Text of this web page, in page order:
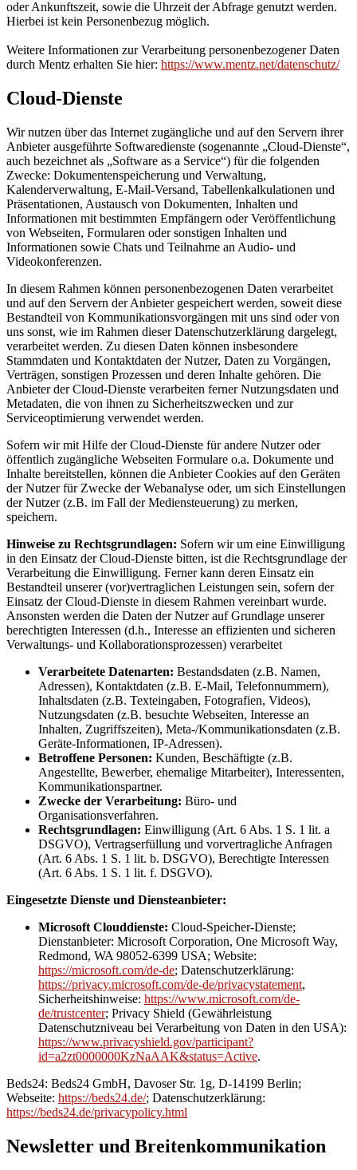
oder Ankunftszeit, sowie die Uhrzeit der Abfrage genutzt werden.
Hierbei ist kein Personenbezug möglich.
Weitere Informationen zur Verarbeitung personenbezogener Daten
durch Mentz erhalten Sie hier: https://www.mentz.net/datenschutz/
Cloud-Dienste
Wir nutzen über das Internet zugängliche und auf den Servern ihrer
Anbieter ausgeführte Softwaredienste (sogenannte „Cloud-Dienste“,
auch bezeichnet als „Software as a Service“) für die folgenden
Zwecke: Dokumentenspeicherung und Verwaltung,
Kalenderverwaltung, E-Mail-Versand, Tabellenkalkulationen und
Präsentationen, Austausch von Dokumenten, Inhalten und
Informationen mit bestimmten Empfängern oder Veröffentlichung
von Webseiten, Formularen oder sonstigen Inhalten und
Informationen sowie Chats und Teilnahme an Audio- und
Videokonferenzen.
In diesem Rahmen können personenbezogenen Daten verarbeitet
und auf den Servern der Anbieter gespeichert werden, soweit diese
Bestandteil von Kommunikationsvorgängen mit uns sind oder von
uns sonst, wie im Rahmen dieser Datenschutzerklärung dargelegt,
verarbeitet werden. Zu diesen Daten können insbesondere
Stammdaten und Kontaktdaten der Nutzer, Daten zu Vorgängen,
Verträgen, sonstigen Prozessen und deren Inhalte gehören. Die
Anbieter der Cloud-Dienste verarbeiten ferner Nutzungsdaten und
Metadaten, die von ihnen zu Sicherheitszwecken und zur
Serviceoptimierung verwendet werden.
Sofern wir mit Hilfe der Cloud-Dienste für andere Nutzer oder
öffentlich zugängliche Webseiten Formulare o.a. Dokumente und
Inhalte bereitstellen, können die Anbieter Cookies auf den Geräten
der Nutzer für Zwecke der Webanalyse oder, um sich Einstellungen
der Nutzer (z.B. im Fall der Mediensteuerung) zu merken,
speichern.
Hinweise zu Rechtsgrundlagen: Sofern wir um eine Einwilligung
in den Einsatz der Cloud-Dienste bitten, ist die Rechtsgrundlage der
Verarbeitung die Einwilligung. Ferner kann deren Einsatz ein
Bestandteil unserer (vor)vertraglichen Leistungen sein, sofern der
Einsatz der Cloud-Dienste in diesem Rahmen vereinbart wurde.
Ansonsten werden die Daten der Nutzer auf Grundlage unserer
berechtigten Interessen (d.h., Interesse an effizienten und sicheren
Verwaltungs- und Kollaborationsprozessen) verarbeitet
Verarbeitete Datenarten: Bestandsdaten (z.B. Namen,
Adressen), Kontaktdaten (z.B. E-Mail, Telefonnummern),
Inhaltsdaten (z.B. Texteingaben, Fotografien, Videos),
Nutzungsdaten (z.B. besuchte Webseiten, Interesse an
Inhalten, Zugriffszeiten), Meta-/Kommunikationsdaten (z.B.
Geräte-Informationen, IP-Adressen).
Betroffene Personen: Kunden, Beschäftigte (z.B.
Angestellte, Bewerber, ehemalige Mitarbeiter), Interessenten,
Kommunikationspartner.
Zwecke der Verarbeitung: Büro- und
Organisationsverfahren.
Rechtsgrundlagen: Einwilligung (Art. 6 Abs. 1 S. 1 lit. a
DSGVO), Vertragserfüllung und vorvertragliche Anfragen
(Art. 6 Abs. 1 S. 1 lit. b. DSGVO), Berechtigte Interessen
(Art. 6 Abs. 1 S. 1 lit. f. DSGVO).
Eingesetzte Dienste und Diensteanbieter:
Microsoft Clouddienste: Cloud-Speicher-Dienste;
Dienstanbieter: Microsoft Corporation, One Microsoft Way,
Redmond, WA 98052-6399 USA; Website:
https://microsoft.com/de-de; Datenschutzerklärung:
https://privacy.microsoft.com/de-de/privacystatement,
Sicherheitshinweise: https://www.microsoft.com/de-
de/trustcenter; Privacy Shield (Gewährleistung
Datenschutzniveau bei Verarbeitung von Daten in den USA):
https://www.privacyshield.gov/participant?
id=a2zt0000000KzNaAAK&status=Active.
Beds24: Beds24 GmbH, Davoser Str. 1g, D-14199 Berlin;
Webseite: https://beds24.de/; Datenschutzerklärung:
https://beds24.de/privacypolicy.html
Newsletter und Breitenkommunikation